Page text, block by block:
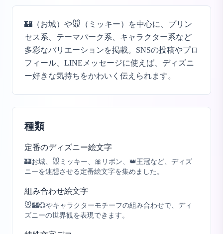
🏰（お城）や🐭（ミッキー）を中心に、プリン
セス系、テーマパーク系、キャラクター系など
多彩なバリエーションを掲載。SNSの投稿やプロ
フィール、LINEメッセージに使えば、ディズニ
ー好きな気持ちをかわいく伝えられます。
種類
定番のディズニー絵文字
🏰お城、🐭ミッキー、🎀リボン、👑王冠など、ディズ
ニーを連想させる定番絵文字を集めました。
組み合わせ絵文字
🐭🏰💞やキャラクターモチーフの組み合わせで、ディ
ズニーの世界観を表現できます。